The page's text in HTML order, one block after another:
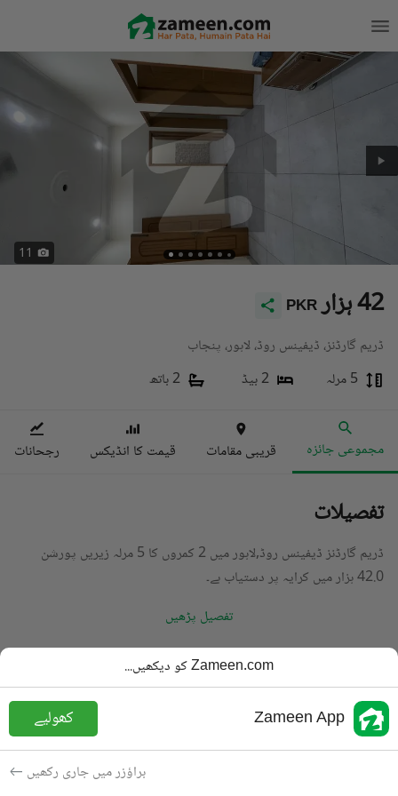
11
PKR 42 ہزار
ڈریم گارڈنز، ڈیفینس روڈ، لاہور، پنجاب
5 مرلہ
2 بیڈ 2 باتھ
مجموعی جائزہ قریبی مقامات قیمت کا انڈیکس رجحانات
تفصیلات
ڈریم گارڈنز ڈیفینس روڈ,لاہور میں 2 کمروں کا 5 مرلہ زیریں پورشن
42.0 ہزار میں کرایہ پر دستیاب ہے۔
تفصیل پڑھیں
زیریں پورشن
قیمت
PKR
42 ہزار
باتھ
رقبہ
5 مرلہ
کرایہ پر دستیاب
Zameen.com کو دیکھیں...
Zameen App کھولیے
براؤزر میں جاری رکھیں